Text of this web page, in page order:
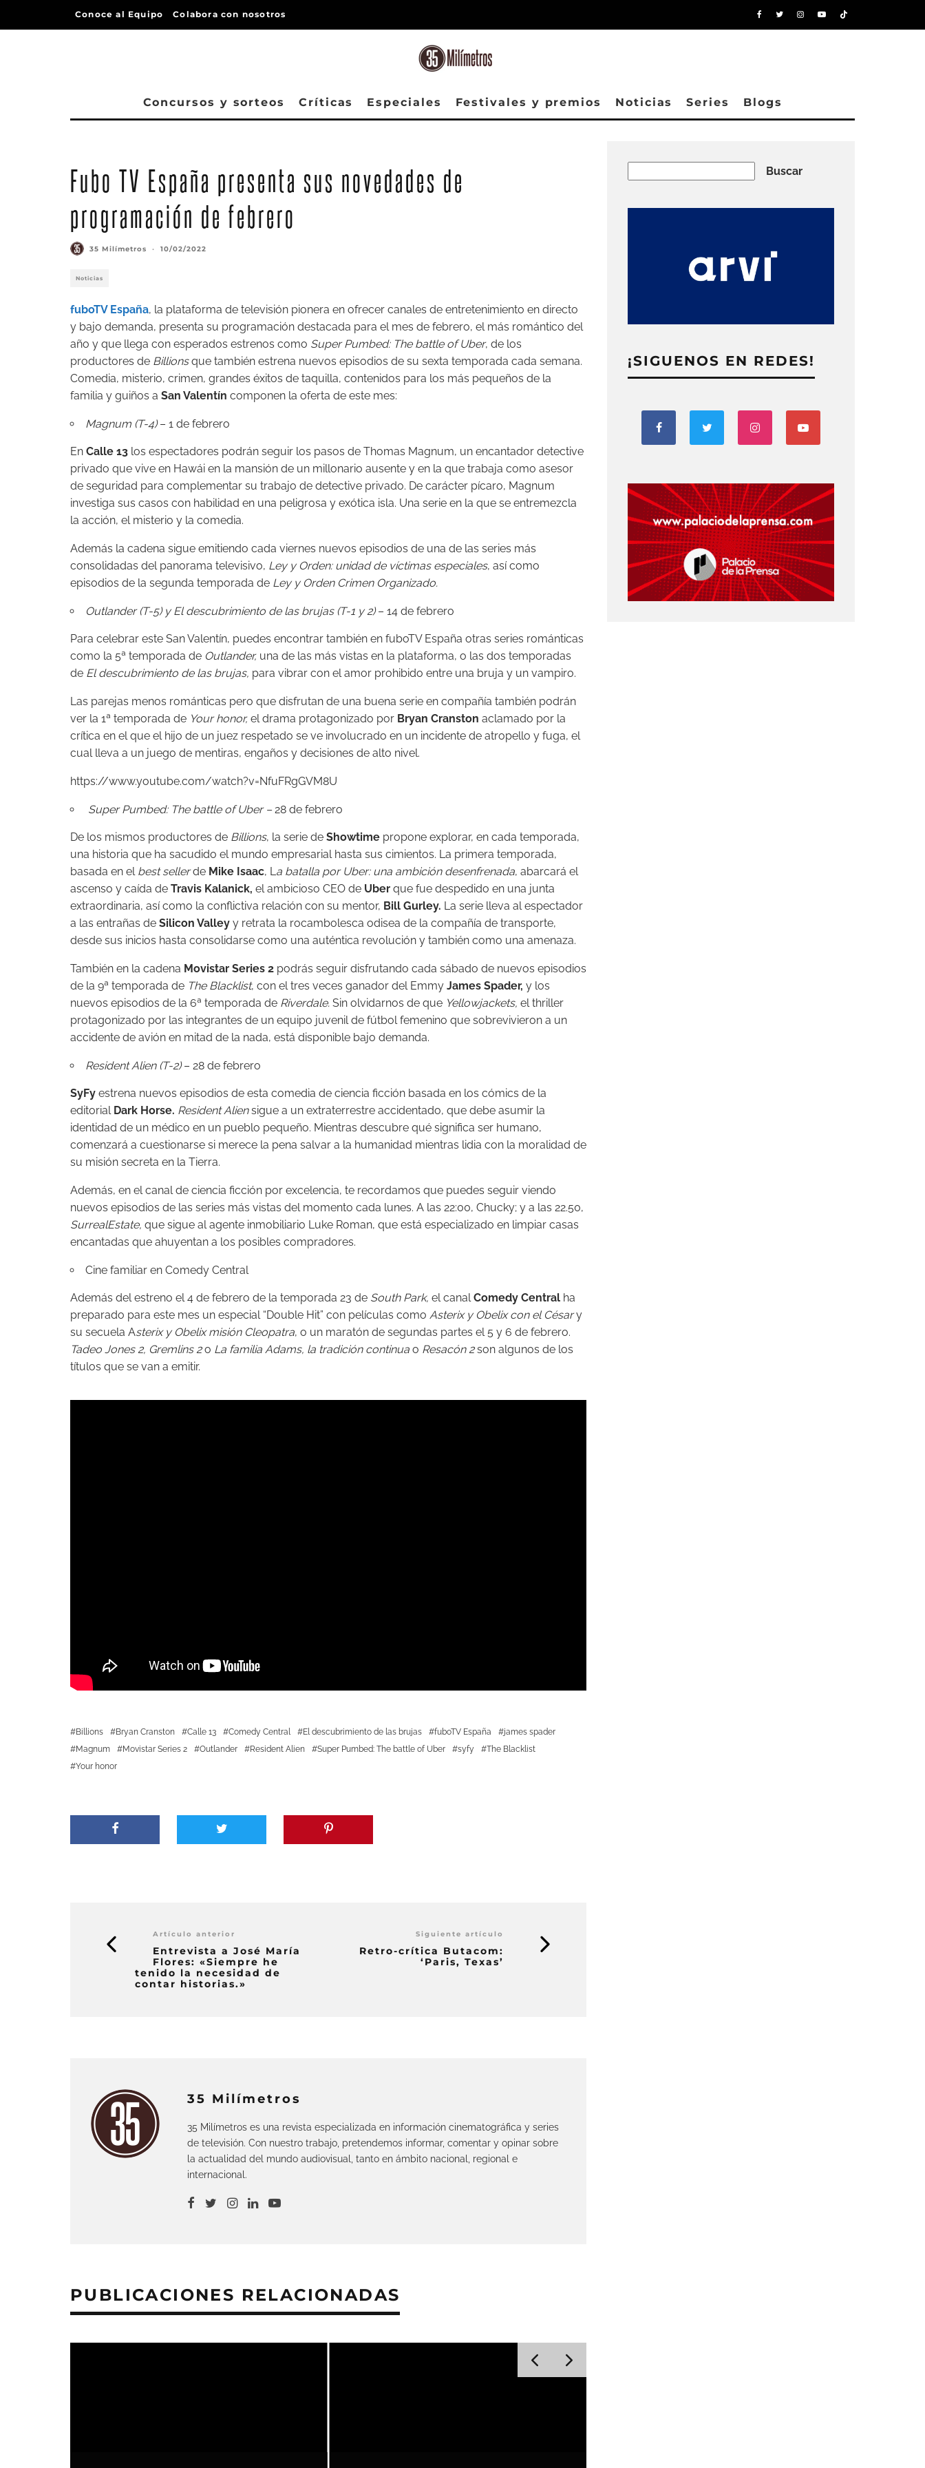
Conoce al Equipo Colabora con nosotros
Concursos y sorteos Críticas Especiales Festivales y premios Noticias Series Blogs
Fubo TV España presenta sus novedades de
programación de febrero
35 Milímetros · 10/02/2022
Noticias
fuboTV España, la plataforma de televisión pionera en ofrecer canales de entretenimiento en directo
y bajo demanda, presenta su programación destacada para el mes de febrero, el más romántico del
año y que llega con esperados estrenos como Super Pumbed: The battle of Uber, de los
productores de Billionsque también estrena nuevos episodios de su sexta temporada cada semana.
Comedia, misterio, crimen, grandes éxitos de taquilla, contenidos para los más pequeños de la
familia y guiños a San Valentín componen la oferta de este mes:
Magnum (T-4)– 1 de febrero
En Calle 13 los espectadores podrán seguir los pasos de Thomas Magnum, un encantador detective
privado que vive en Hawái en la mansión de un millonario ausente y en la que trabaja como asesor
de seguridad para complementar su trabajo de detective privado. De carácter pícaro, Magnum
investiga sus casos con habilidad en una peligrosa y exótica isla. Una serie en la que se entremezcla
la acción, el misterio y la comedia.
Además la cadena sigue emitiendo cada viernes nuevos episodios de una de las series más
consolidadas del panorama televisivo, Ley y Orden: unidad de víctimas especiales, así como
episodios de la segunda temporada de Ley y Orden Crimen Organizado.
Outlander (T-5) y El descubrimiento de las brujas (T-1 y 2)– 14 de febrero
Para celebrar este San Valentín, puedes encontrar también en fuboTV España otras series románticas
como la 5ª temporada de Outlander, una de las más vistas en la plataforma, o las dos temporadas
de El descubrimiento de las brujas, para vibrar con el amor prohibido entre una bruja y un vampiro.
Las parejas menos románticas pero que disfrutan de una buena serie en compañía también podrán
ver la 1ª temporada de Your honor, el drama protagonizado por Bryan Cranston aclamado por la
crítica en el que el hijo de un juez respetado se ve involucrado en un incidente de atropello y fuga, el
cual lleva a un juego de mentiras, engaños y decisiones de alto nivel.
https://www.youtube.com/watch?v=NfuFRgGVM8U
Super Pumbed: The battle of Uber –28 de febrero
De los mismos productores de Billions, la serie de Showtime propone explorar, en cada temporada,
una historia que ha sacudido el mundo empresarial hasta sus cimientos. La primera temporada,
basada en elbest sellerde Mike Isaac, La batalla por Uber: una ambición desenfrenada, abarcará el
ascenso y caída de Travis Kalanick, el ambicioso CEO de Uber que fue despedido en una junta
extraordinaria, así como la conflictiva relación con su mentor, Bill Gurley. La serie lleva al espectador
a las entrañas de Silicon Valley y retrata la rocambolesca odisea de la compañía de transporte,
desde sus inicios hasta consolidarse como una auténtica revolución y también como una amenaza.
También en la cadena Movistar Series 2 podrás seguir disfrutando cada sábado de nuevos episodios
de la 9ª temporada de The Blacklist, con el tres veces ganador del Emmy James Spader, y los
nuevos episodios de la 6ª temporada de Riverdale. Sin olvidarnos de que Yellowjackets, el thriller
protagonizado por las integrantes de un equipo juvenil de fútbol femenino que sobrevivieron a un
accidente de avión en mitad de la nada, está disponible bajo demanda.
Resident Alien (T-2)– 28 de febrero
SyFy estrena nuevos episodios de esta comedia de ciencia ficción basada en los cómics de la
editorialDark Horse. Resident Aliensigue a un extraterrestre accidentado, que debe asumir la
identidad de un médico en un pueblo pequeño. Mientras descubre qué significa ser humano,
comenzará a cuestionarse si merece la pena salvar a la humanidad mientras lidia con la moralidad de
su misión secreta en la Tierra.
Además, en el canal de ciencia ficción por excelencia, te recordamos que puedes seguir viendo
nuevos episodios de las series más vistas del momento cada lunes. A las 22:00, Chucky; y a las 22.50,
SurrealEstate, que sigue al agente inmobiliario Luke Roman, que está especializado en limpiar casas
encantadas que ahuyentan a los posibles compradores.
Cine familiar en Comedy Central
Además del estreno el 4 de febrero de la temporada 23 de South Park, el canalComedy Central ha
preparado para este mes un especial “Double Hit” con películas como Asterix y Obelix con el Césary
su secuela Asterix y Obelix misión Cleopatra, o un maratón de segundas partes el 5 y 6 de febrero.
Tadeo Jones 2, Gremlins 2o La familia Adams, la tradición continua o Resacón 2son algunos de los
títulos que se van a emitir.
Billions Bryan Cranston Calle 13 Comedy Central El descubrimiento de las brujas fuboTV España
james spader
Magnum
Movistar Series 2 Outlander Resident Alien Super Pumbed: The battle of Uber syfy
The Blacklist
Your honor
Artículo anterior
Entrevista a José María
Flores: «Siempre he
tenido la necesidad de
contar historias.»
Siguiente artículo
Retro-crítica Butacom:
‘Paris, Texas’
35 Milímetros
35 Milímetros es una revista especializada en información cinematográfica y series
de televisión. Con nuestro trabajo, pretendemos informar, comentar y opinar sobre
la actualidad del mundo audiovisual, tanto en ámbito nacional, regional e
internacional.
PUBLICACIONES RELACIONADAS
Buscar
¡SIGUENOS EN REDES!